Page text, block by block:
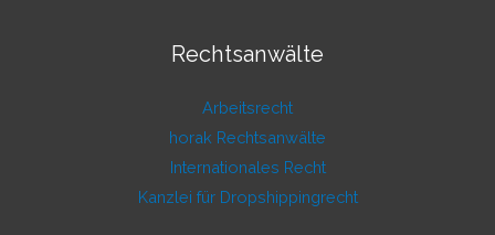
Rechtsanwälte
Arbeitsrecht
horak Rechtsanwälte
Internationales Recht
Kanzlei für Dropshippingrecht